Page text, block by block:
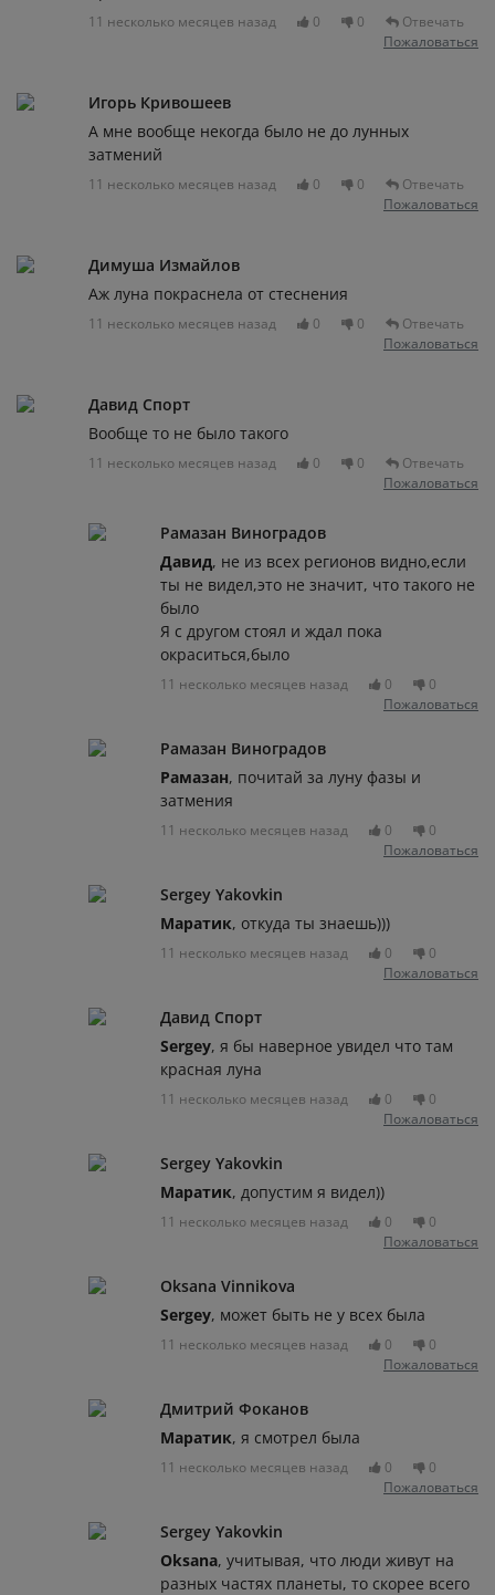
11 несколько месяцев назад 0 0
Отвечать
Пожаловаться
Игорь Кривошеев
А мне вообще некогда было не до лунных
затмений
11 несколько месяцев назад 0 0
Отвечать
Пожаловаться
Димуша Измайлов
Аж луна покраснела от стеснения
11 несколько месяцев назад 0 0
Отвечать
Пожаловаться
Давид Спорт
Вообще то не было такого
11 несколько месяцев назад 0 0
Отвечать
Пожаловаться
Рамазан Виноградов
Давид, не из всех регионов видно,если
ты не видел,это не значит, что такого не
было
Я с другом стоял и ждал пока
окраситься,было
11 несколько месяцев назад 0
0
Пожаловаться
Рамазан Виноградов
Рамазан, почитай за луну фазы и
затмения
11 несколько месяцев назад 0
0
Пожаловаться
Sergey Yakovkin
Маратик, откуда ты знаешь)))
11 несколько месяцев назад 0
0
Пожаловаться
Давид Спорт
Sergey, я бы наверное увидел что там
красная луна
11 несколько месяцев назад 0
0
Пожаловаться
Sergey Yakovkin
Маратик, допустим я видел))
11 несколько месяцев назад 0
0
Пожаловаться
Oksana Vinnikova
Sergey, может быть не у всех была
11 несколько месяцев назад 0
0
Пожаловаться
Дмитрий Фоканов
Маратик, я смотрел была
11 несколько месяцев назад 0
0
Пожаловаться
Sergey Yakovkin
Oksana, учитывая, что люди живут на
разных частях планеты, то скорее всего